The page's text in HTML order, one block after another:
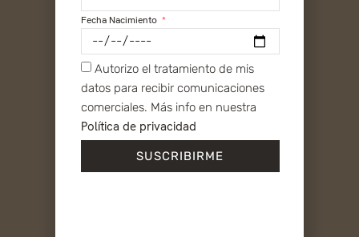
TIENDA ONLINE
Mi cuenta
Condiciones de Venta
Envíos y Devoluciones
Instagram
TikTok
YouTube
Fecha Nacimiento
Autorizo el tratamiento de mis
datos para recibir comunicaciones
comerciales. Más info en nuestra
Política de privacidad
SUSCRIBIRME